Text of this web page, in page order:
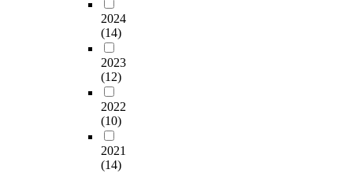
2024
(14)
2023
(12)
2022
(10)
2021
(14)